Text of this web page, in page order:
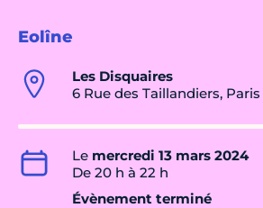
Eolîne
Les Disquaires
6 Rue des Taillandiers, Paris
Le mercredi 13 mars 2024
De 20 h à 22 h
Évènement terminé